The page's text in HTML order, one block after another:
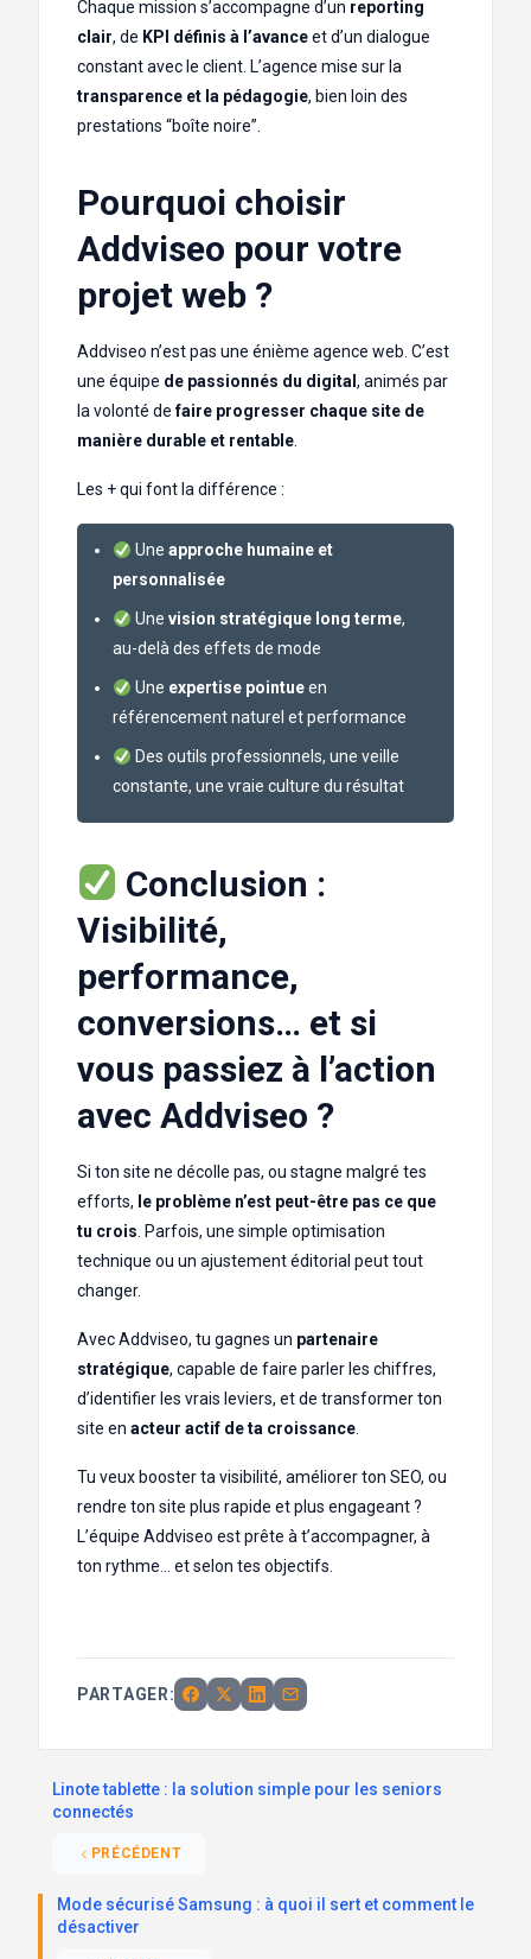
Chaque mission s’accompagne d’un reporting
clair, de KPI définis à l’avanceet d’un dialogue
constant avec le client. L’agence mise sur la
transparence et la pédagogie, bien loin des
prestations “boîte noire”.
Pourquoi choisir
Addviseo pour votre
projet web ?
Addviseo n’est pas une énième agence web. C’est
une équipe de passionnés du digital , animés par
la volonté defaire progresser chaque site de
manière durable et rentable.
Les + qui font la différence :
Une approche humaine et
personnalisée
Une vision stratégique long terme,
au-delà des effets de mode
Une expertise pointueen
référencement naturel et performance
Des outils professionnels, une veille
constante, une vraie culture du résultat
Conclusion :
Visibilité,
performance,
conversions… et si
vous passiez à l’action
avec Addviseo ?
Si ton site ne décolle pas, ou stagne malgré tes
efforts, le problème n’est peut-être pas ce que
tu crois. Parfois, une simple optimisation
technique ou un ajustement éditorial peut tout
changer.
Avec Addviseo, tu gagnes un partenaire
stratégique, capable de faire parler les chiffres,
d’identifier les vrais leviers, et de transformer ton
site en acteur actif de ta croissance.
Tu veux booster ta visibilité, améliorer ton SEO, ou
rendre ton site plus rapide et plus engageant ?
L’équipe Addviseo est prête à t’accompagner, à
ton rythme… et selon tes objectifs.
PARTAGER:
Linote tablette : la solution simple pour les seniors
connectés
PRÉCÉDENT
Mode sécurisé Samsung : à quoi il sert et comment le
désactiver